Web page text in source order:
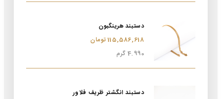
دستبند هرینگبون
115,586,618 تومان
4.990 گرم
دستبند انگشتر ظریف فلاور